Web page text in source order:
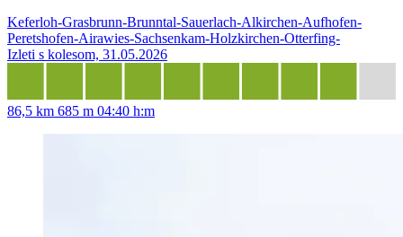
Keferloh-Grasbrunn-Brunntal-Sauerlach-Alkirchen-Aufhofen-
Peretshofen-Airawies-Sachsenkam-Holzkirchen-Otterfing-
Izleti s kolesom, 31.05.2026
86,5 km 685 m 04:40 h:m